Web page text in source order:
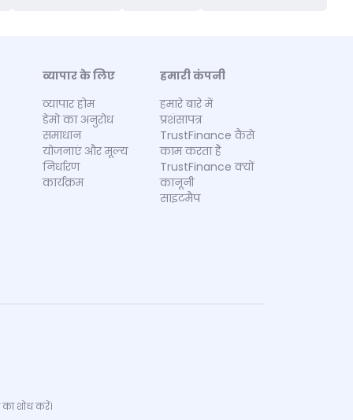
व्यापार के लिए
व्यापार होम
डेमो का अनुरोध
समाधान
योजनाएं और मूल्य
निर्धारण
कार्यक्रम
हमारी कंपनी
हमारे बारे में
प्रशंसापत्र
TrustFinance कैसे
काम करता है
TrustFinance क्यों
कानूनी
साइटमैप
शोध करें।